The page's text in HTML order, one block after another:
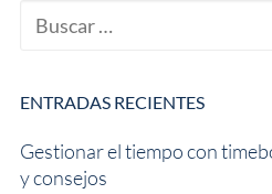
ENTRADAS RECIENTES
Gestionar el tiempo con
y consejos